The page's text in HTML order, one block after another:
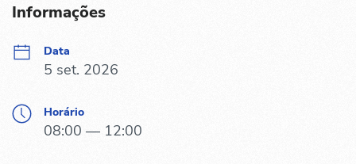
Informações
Data
5 set. 2026
Horário
08:00 — 12:00